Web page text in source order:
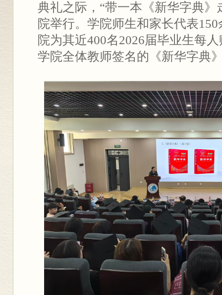
典礼之际，“带一本《新华字典》
院举行。学院师生和家长代表
院为其近400名2026届毕业生每
学院全体教师签名的《新华字典